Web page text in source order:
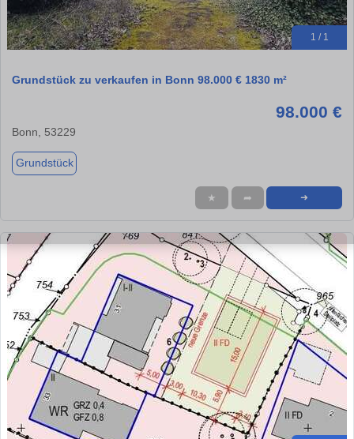
1 / 1
Grundstück zu verkaufen in Bonn 98.000 € 1830 m²
98.000 €
Bonn, 53229
Grundstück
★ ➦ ➜